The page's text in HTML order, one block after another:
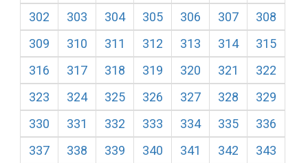
302
303 304 305 306 307
308
309
310 311 312 313 314
315
316
317 318 319 320 321
322
323
324 325 326 327 328
329
330
331 332 333 334 335
336
337
338 339 340 341 342
343